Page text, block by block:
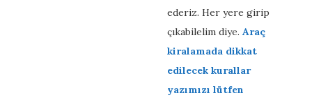
ederiz. Her yere girip
çıkabilelim diye. Araç
kiralamada dikkat
edilecek kurallar
yazımızı lütfen